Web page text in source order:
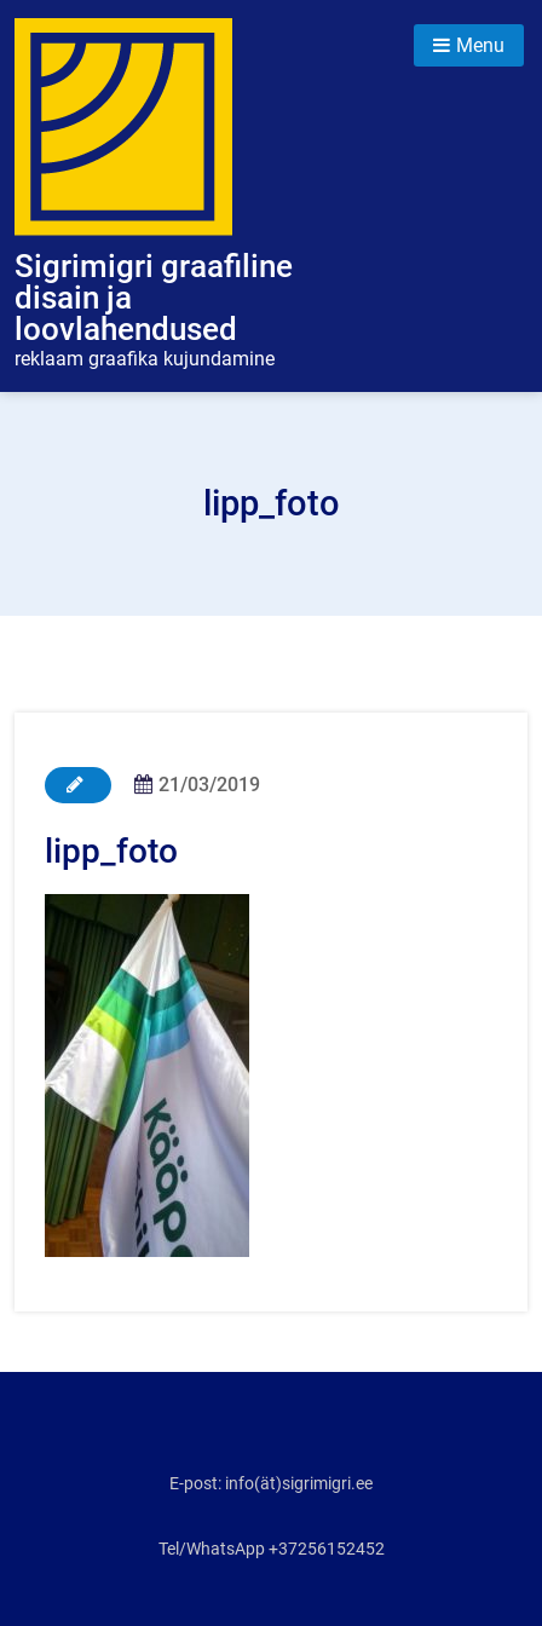
Skip
content
Sigrimigri graafiline
disain ja
loovlahendused
reklaam graafika kujundamine
Menu
lipp_foto
21/03/2019
lipp_foto
E-post: info(ät)sigrimigri.ee
Tel/WhatsApp +37256152452